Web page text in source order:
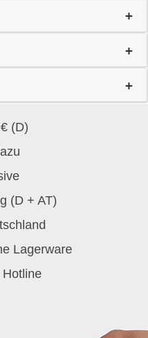
(D)
(D + AT)
Lagerware